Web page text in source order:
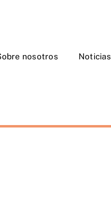
nosotros Noticias